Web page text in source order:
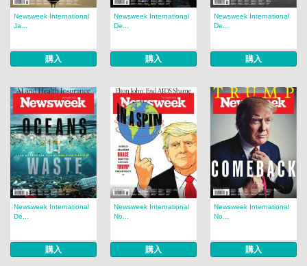
Newsweek International
Ja...
購入
Newsweek International
De...
購入
Newsweek International
De...
購入
Newsweek International
De...
購入
Newsweek International
No...
購入
Newsweek International
No...
購入